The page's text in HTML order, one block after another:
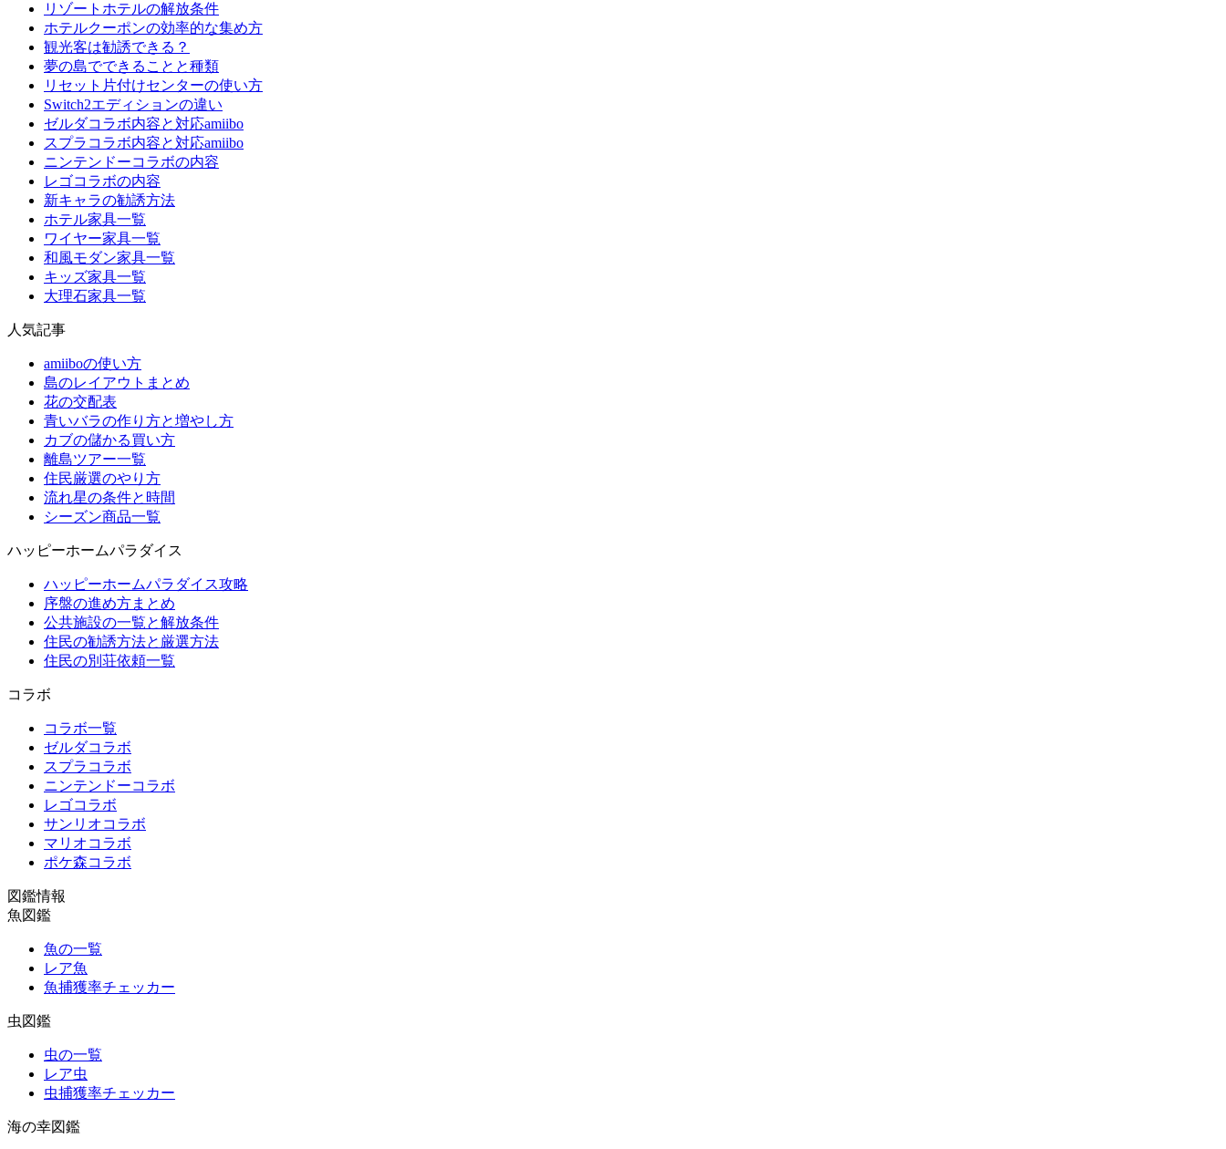
リゾートホテルの解放条件
ホテルクーポンの効率的な集め方
観光客は勧誘できる？
夢の島でできることと種類
リセット片付けセンターの使い方
Switch2エディションの違い
ゼルダコラボ内容と対応amiibo
スプラコラボ内容と対応amiibo
ニンテンドーコラボの内容
レゴコラボの内容
新キャラの勧誘方法
ホテル家具一覧
ワイヤー家具一覧
和風モダン家具一覧
キッズ家具一覧
大理石家具一覧
人気記事
amiiboの使い方
島のレイアウトまとめ
花の交配表
青いバラの作り方と増やし方
カブの儲かる買い方
離島ツアー一覧
住民厳選のやり方
流れ星の条件と時間
シーズン商品一覧
ハッピーホームパラダイス
ハッピーホームパラダイス攻略
序盤の進め方まとめ
公共施設の一覧と解放条件
住民の勧誘方法と厳選方法
住民の別荘依頼一覧
コラボ
コラボ一覧
ゼルダコラボ
スプラコラボ
ニンテンドーコラボ
レゴコラボ
サンリオコラボ
マリオコラボ
ポケ森コラボ
図鑑情報
魚図鑑
魚の一覧
レア魚
魚捕獲率チェッカー
虫図鑑
虫の一覧
レア虫
虫捕獲率チェッカー
海の幸図鑑